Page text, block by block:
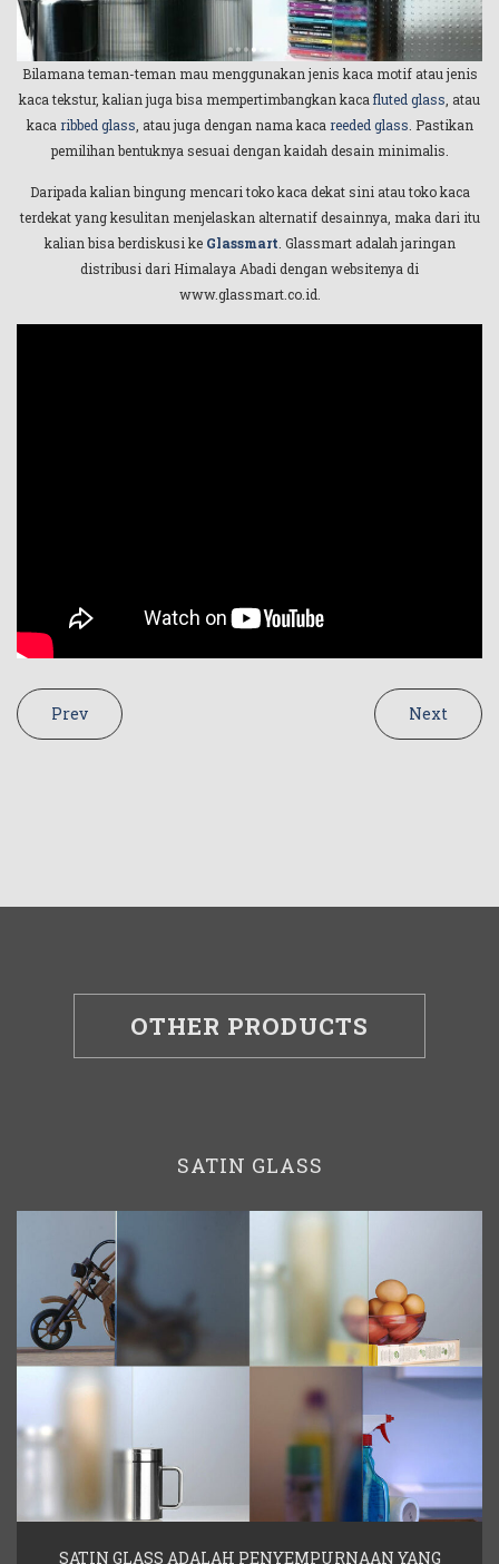
Bilamana teman-teman mau menggunakan jenis kaca motif atau jenis
kaca tekstur, kalian juga bisa mempertimbangkan kaca fluted glass , atau
kaca ribbed glass , atau juga dengan nama kaca reeded glass . Pastikan
pemilihan bentuknya sesuai dengan kaidah desain minimalis.
Daripada kalian bingung mencari toko kaca dekat sini atau toko kaca
terdekat yang kesulitan menjelaskan alternatif desainnya, maka dari itu
kalian bisa berdiskusi ke Glassmart. Glassmart adalah jaringan
distribusi dari Himalaya Abadi dengan websitenya di
www.glassmart.co.id.
Prev Next
OTHER PRODUCTS
SATIN GLASS
SATIN GLASS ADALAH PENYEMPURNAAN YANG